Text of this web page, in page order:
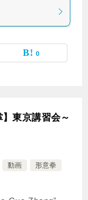
0
東京講習会～
動画
形意拳